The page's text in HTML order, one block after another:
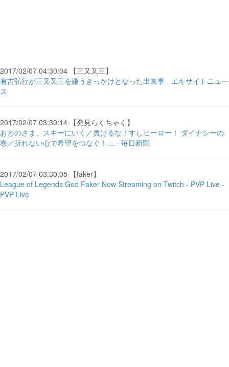
2017/02/07 04:30:04 【三又又三】
有吉弘行が三又又三を嫌うきっかけとなった出来事 - エキサイトニュー
ス
2017/02/07 03:30:14 【発見らくちゃく】
おとのさま、スキーにいく／負けるな！すしヒーロー！ ダイナシーの
巻／折れない心で希望をつなぐ！… - 毎日新聞
2017/02/07 03:30:05 【faker】
League of Legends God Faker Now Streaming on Twitch - PVP Live -
PVP Live